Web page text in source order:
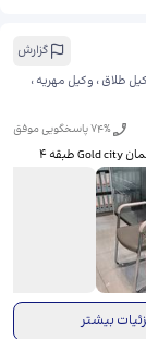
گزارش
، وکیل طلاق ، وکیل مهریه ،
74% پاسخگویی موفق
بیشتر